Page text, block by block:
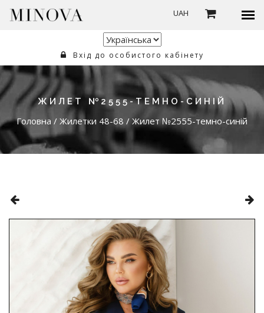
UAH
Вхід до особистого кабінету
ЖИЛЕТ №2555-ТЕМНО-СИНІЙ
Головна / Жилетки 48-68 / Жилет №2555-темно-синій